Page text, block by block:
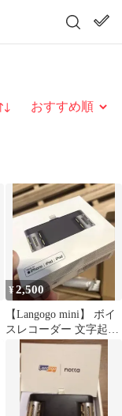
び替え
¥2,500
【Langogo mini】 ボイ
スレコーダー 文字起こ
し ミニ集音マイク